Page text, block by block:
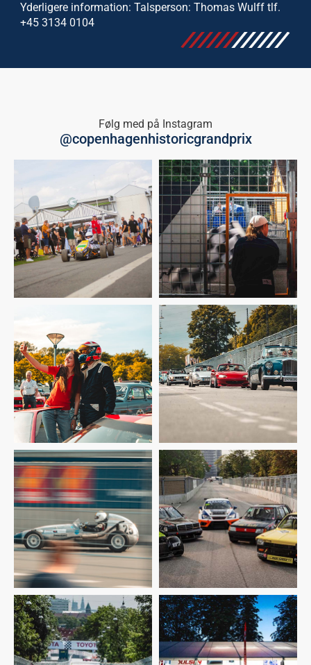
Yderligere information: Talsperson: Thomas Wulff tlf.
+45 3134 0104
Følg med på Instagram
@copenhagenhistoricgrandprix